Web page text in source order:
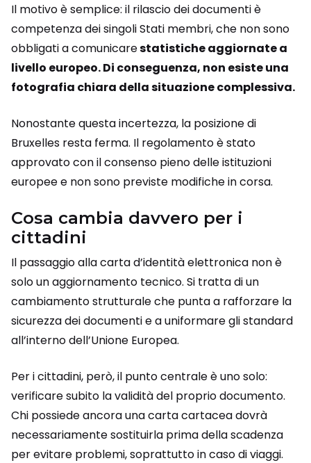
Il motivo è semplice: il rilascio dei documenti è
competenza dei singoli Stati membri, che non sono
obbligati a comunicarestatistiche aggiornate a
livello europeo. Di conseguenza, non esiste una
fotografia chiara della situazione complessiva.
Nonostante questa incertezza, la posizione di
Bruxelles resta ferma. Il regolamento è stato
approvato con il consenso pieno delle istituzioni
europee e non sono previste modifiche in corsa.
Cosa cambia davvero per i
cittadini
Il passaggio alla carta d’identità elettronica non è
solo un aggiornamento tecnico. Si tratta di un
cambiamento strutturale che punta a rafforzare la
sicurezza dei documenti e a uniformare gli standard
all’interno dell’Unione Europea.
Per i cittadini, però, il punto centrale è uno solo:
verificare subito la validità del proprio documento.
Chi possiede ancora una carta cartacea dovrà
necessariamente sostituirla prima della scadenza
per evitare problemi, soprattutto in caso di viaggi.